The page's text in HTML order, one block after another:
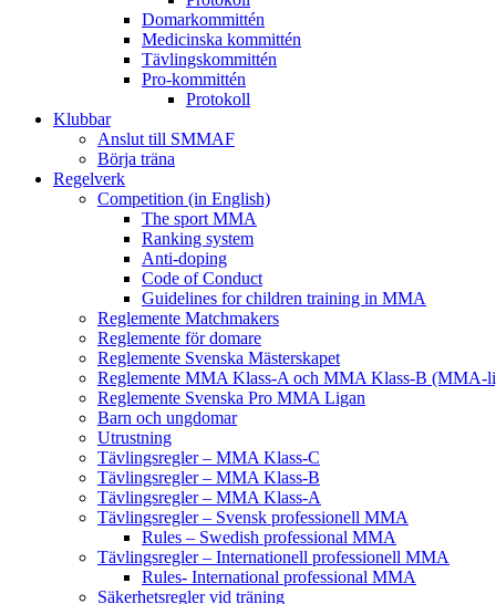
Domarkommittén
Medicinska kommittén
Tävlingskommittén
Pro-kommittén
Protokoll
Klubbar
Anslut till SMMAF
Börja träna
Regelverk
Competition (in English)
The sport MMA
Ranking system
Anti-doping
Code of Conduct
Guidelines for children training in MMA
Reglemente Matchmakers
Reglemente för domare
Reglemente Svenska Mästerskapet
Reglemente MMA Klass-A och MMA Klass-B (MMA-
Reglemente Svenska Pro MMA Ligan
Barn och ungdomar
Utrustning
Tävlingsregler – MMA Klass-C
Tävlingsregler – MMA Klass-B
Tävlingsregler – MMA Klass-A
Tävlingsregler – Svensk professionell MMA
Rules – Swedish professional MMA
Tävlingsregler – Internationell professionell MMA
Rules- International professional MMA
Säkerhetsregler vid träning